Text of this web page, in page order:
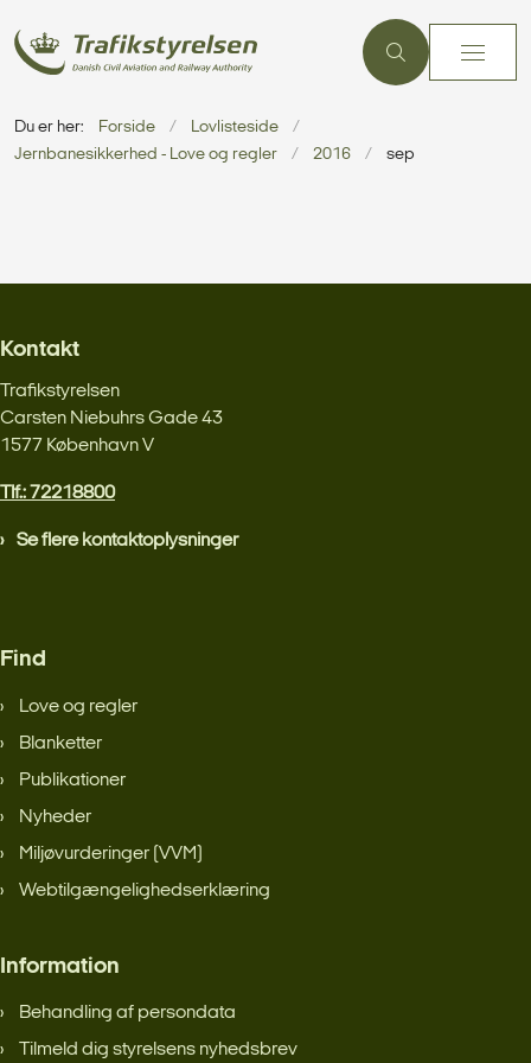
Du er her: Forside
Lovlisteside
Jernbanesikkerhed - Love og regler
2016 sep
Kontakt
Trafikstyrelsen
Carsten Niebuhrs Gade 43
1577 København V
Tlf.: 72218800
Se flere kontaktoplysninger
Find
Love og regler
Blanketter
Publikationer
Nyheder
Miljøvurderinger (VVM)
Webtilgængelighedserklæring
Information
Behandling af persondata
Tilmeld dig styrelsens nyhedsbrev